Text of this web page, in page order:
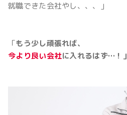
就職できた会社やし、、、」
「もう少し頑張れば、
今より良い会社に入れるはず…！」